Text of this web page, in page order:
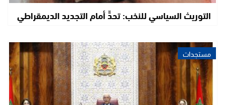
التوريث السياسي للنخب: تحدٍّ أمام التجديد الديمقراطي
مستجدات